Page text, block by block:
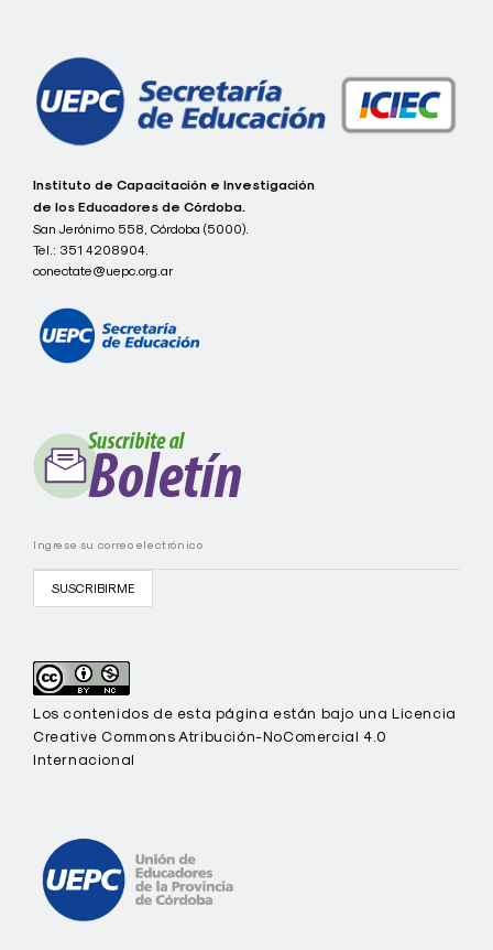
entradas
c
o
n
e
c
t
e
C
U
P
Instituto de Capacitación e Investigación
de los Educadores de Córdoba.
San Jerónimo 558, Córdoba (5000).
Tel.: 351 4208904.
conectate@uepc.org.ar
Los contenidos de esta página están bajo una Licencia
Creative Commons Atribución-NoComercial 4.0
Internacional